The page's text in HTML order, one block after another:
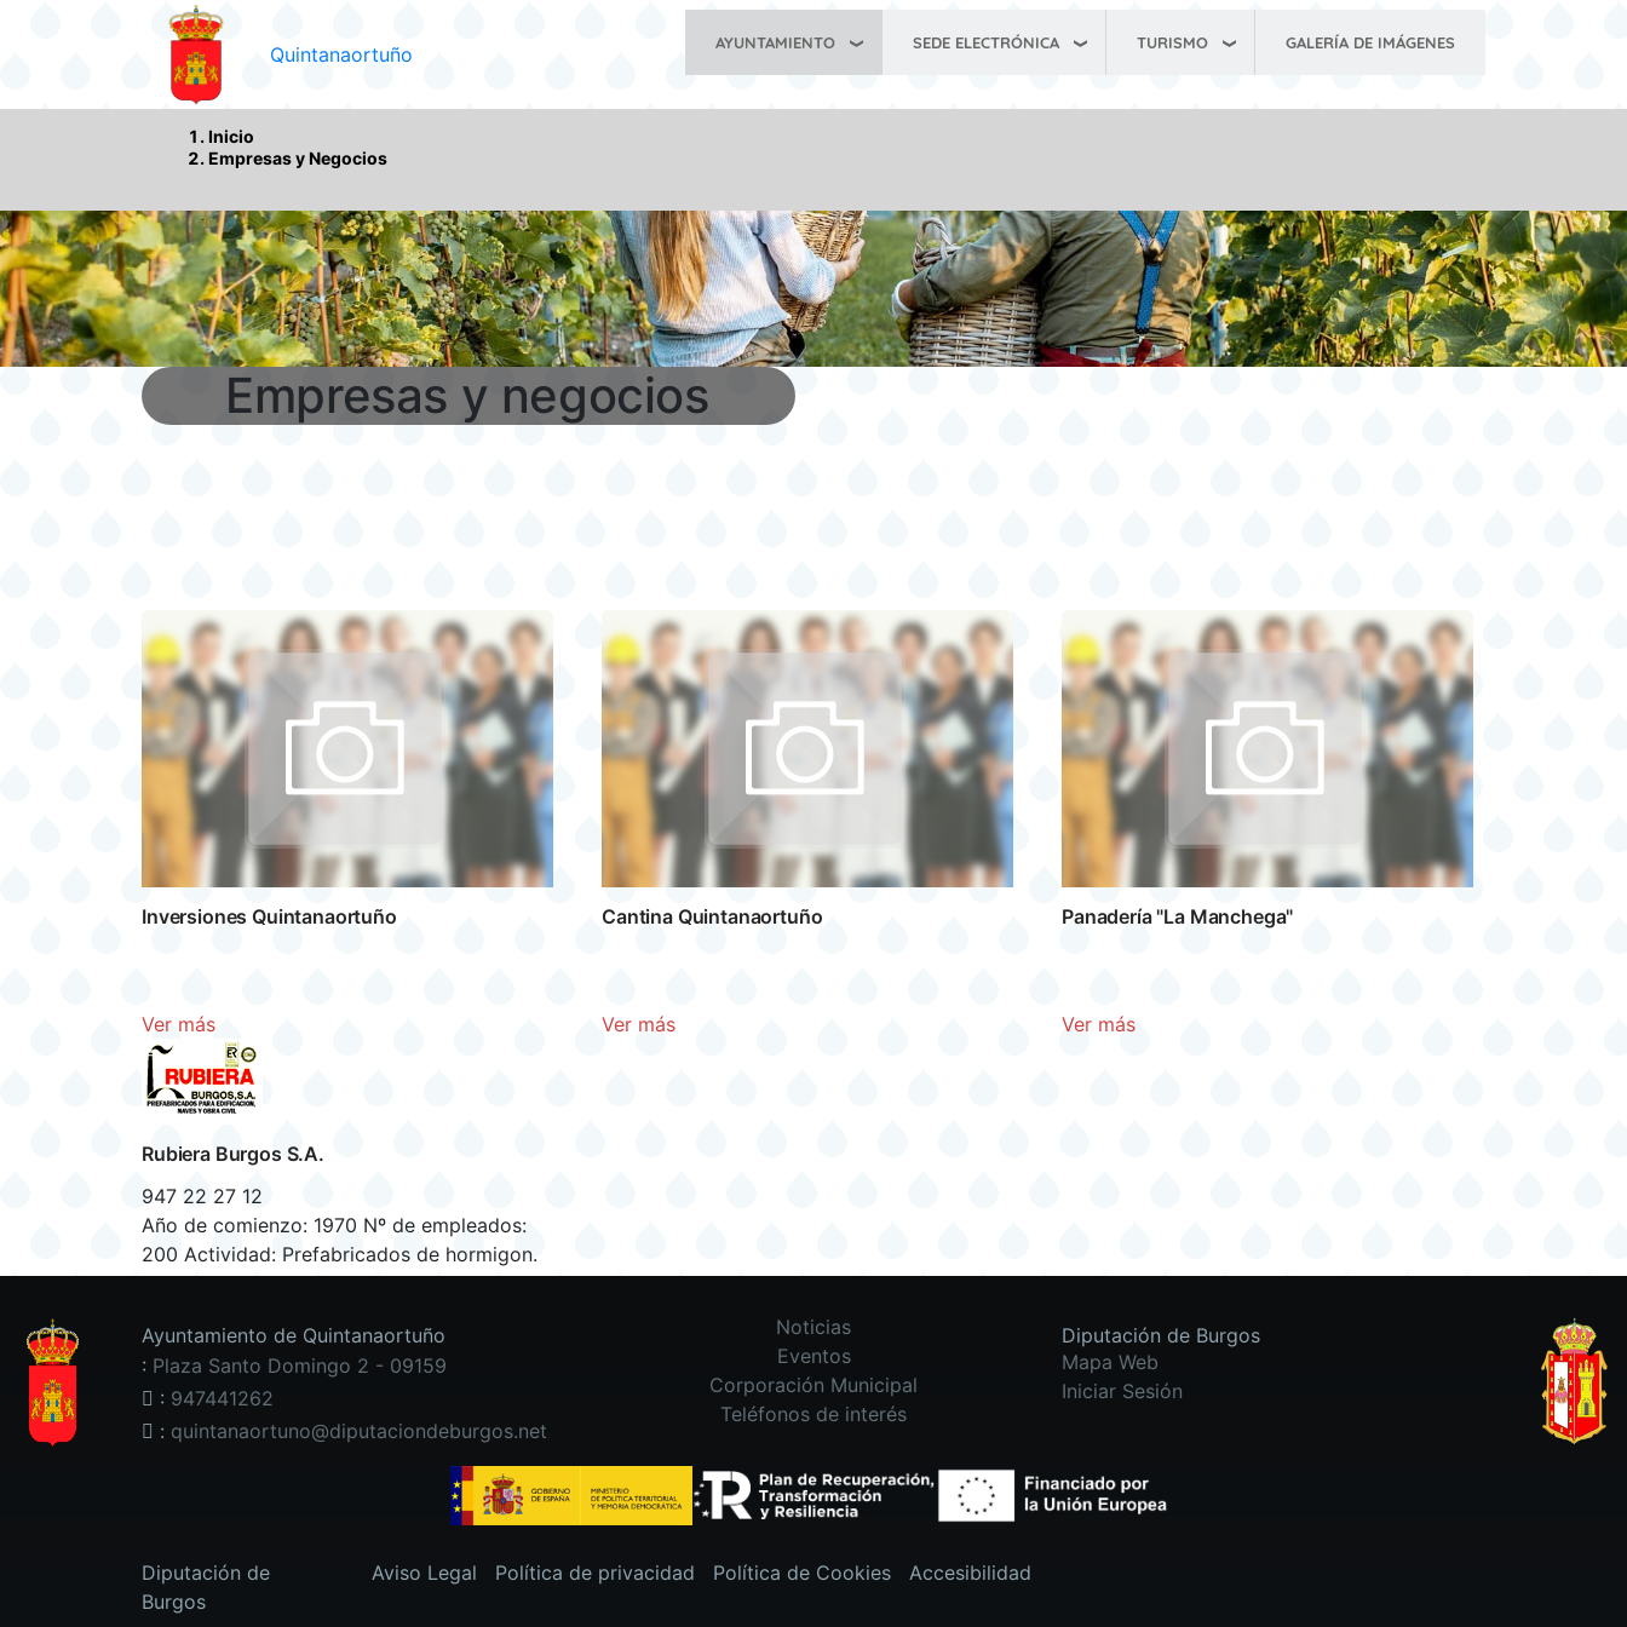
Pasar al contenido principal
Quintanaortuño AYUNTAMIENTO SEDE ELECTRÓNICA TURISMO GALERÍA DE IMÁGENES
Inicio
Empresas y Negocios
Empresas y negocios
Inversiones Quintanaortuño
Ver más
Cantina Quintanaortuño
Ver más
Panadería "La Manchega"
Ver más
Rubiera Burgos S.A.
947 22 27 12
Año de comienzo: 1970 Nº de empleados:
200 Actividad: Prefabricados de hormigon.
Ayuntamiento de Quintanaortuño
: Plaza Santo Domingo 2 - 09159
: 947441262
: quintanaortuno@diputaciondeburgos.net
Noticias
Eventos
Corporación Municipal
Teléfonos de interés
Diputación de Burgos
Mapa Web
Iniciar Sesión
Diputación de
Burgos
Aviso Legal Política de privacidad Política de Cookies Accesibilidad